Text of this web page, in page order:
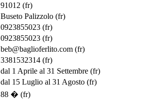
91012 (fr)
Buseto Palizzolo (fr)
0923855023 (fr)
0923855023 (fr)
beb@baglioferlito.com (fr)
3381532314 (fr)
dal 1 Aprile al 31 Settembre (fr)
dal 15 Luglio al 31 Agosto (fr)
88 � (fr)